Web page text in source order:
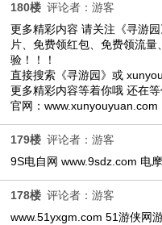
180楼 评论者：游客
更多精彩内容 请关注《寻游
片、免费领红包、免费领流
验！！！
直接搜索《寻游园》或
更多精彩内容等着你哦 还在
官网：www.xunyouyuan.com
179楼 评论者：游客
9S电自网 www.9sdz.com 电
178楼 评论者：游客
www.51yxgm.com 51游侠网